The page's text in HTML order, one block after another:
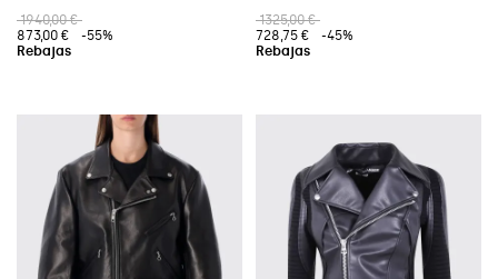
1940,00 €
873,00 €
-55%
1325,00 €
728,75 €
-45%